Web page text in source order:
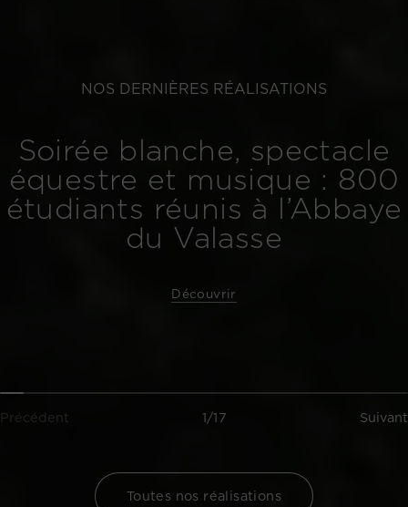
NOS DERNIÈRES RÉALISATIONS
Soirée blanche, spectacle
équestre et musique : 800
étudiants réunis à l’Abbaye
du Valasse
Découvrir
Précédent 1/17 Suivant
Toutes nos réalisations